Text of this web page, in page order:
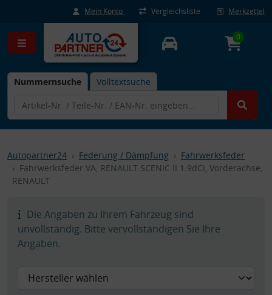
Mein Konto Vergleichsliste Merkzettel
Nummernsuche Volltextsuche
0
Autopartner24 Federung / Dämpfung
Fahrwerksfeder
Fahrwerksfeder VA, RENAULT SCENIC II 1.9dCi, Vorderachse,
RENAULT
Die Angaben zu Ihrem Fahrzeug sind
unvollständig. Bitte vervollständigen Sie Ihre
Angaben.